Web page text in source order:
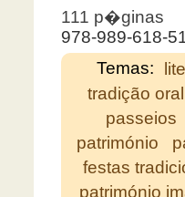
111 p�ginas
978-989-618-
Temas:
tradição oral
passeios
património
festas
património